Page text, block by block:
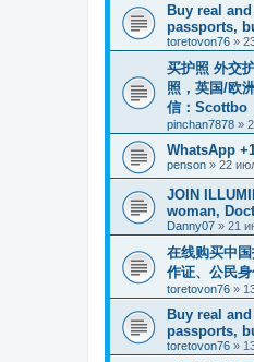
Buy real
passports,
toretovon76 »
买护照 外交
照，英国/欧
信：Scottbo
pinchan7878 »
WhatsApp
penson » 22
JOIN
woman,
Danny07 » 21
在线购买中
作证、公民身
toretovon76 »
Buy real
passports,
toretovon76 »